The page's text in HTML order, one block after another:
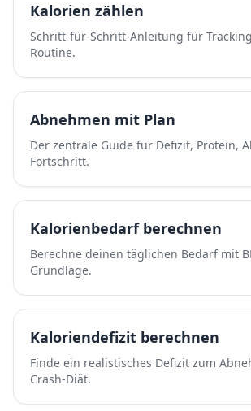
Kalorien zählen
Schritt-für-Schritt-Anleitung für
Routine.
Abnehmen mit Plan
Der zentrale Guide für Defizit, Protein,
Fortschritt.
Kalorienbedarf berechnen
Berechne deinen täglichen Bedarf mit
Grundlage.
Kaloriendefizit berechnen
Finde ein realistisches Defizit zum
Crash-Diät.